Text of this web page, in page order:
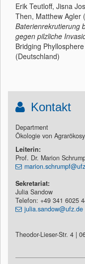
Erik Teutloff, Jisna
Then, Matthew Agler
Baterienrekrutierung
gegen pilzliche
Bridging
(Deutschland)
Kontakt
Department
Ökologie von
Leiterin:
Prof. Dr. Marion
Sekretariat:
Julia Sandow
Telefon: +49 341 6025
julia.sandow@ufz.de
Theodor-Lieser-Str. 4 |